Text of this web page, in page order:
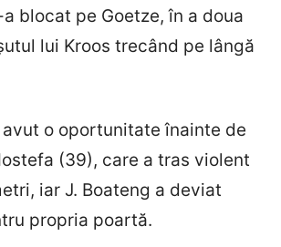
blocat pe Goetze, în a doua
lui Kroos trecând pe lângă
o oportunitate înainte de
(39), care a tras violent
iar J. Boateng a deviat
propria poartă.